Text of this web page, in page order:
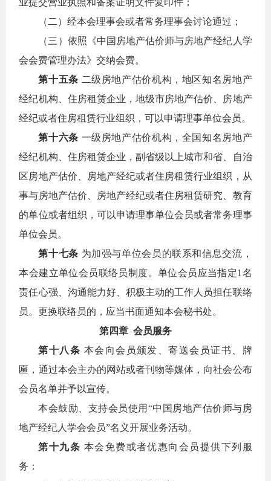
业提交营业执照和备案证明文件复印件；
（二）经本会理事会或者常务理事会讨论通过；
（三）依照《中国房地产估价师与房地产经纪人学
会会费管理办法》交纳会费。
第十五条 二级房地产估价机构，地区知名房地产
经纪机构、住房租赁企业，地级市房地产估价、房地产
经纪或者住房租赁行业组织，可以申请理事单位会员。
第十六条 一级房地产估价机构，全国知名房地产
经纪机构、住房租赁企业，副省级以上城市和省、自治
区房地产估价、房地产经纪或者住房租赁行业组织，从
事与房地产估价、房地产经纪或者住房租赁研究、教育
的单位或者组织，可以申请理事单位会员或者常务理事
单位会员。
第十七条 为加强与单位会员的联系和信息交流，
本会建立单位会员联络员制度。单位会员应当指定1名
责任心强、沟通能力好、积极主动的工作人员担任联络
员。更换联络员的，应当书面通知本会秘书处。
第四章 会员服务
第十八条 本会向会员颁发、寄送会员证书、牌
匾，通过本会主办的网站或者刊物等媒体，向社会公布
会员名单并予以宣传。
本会鼓励、支持会员使用“中国房地产估价师与房
地产经纪人学会会员”名义开展业务活动。
第十九条 本会免费或者优惠向会员提供下列服
务：